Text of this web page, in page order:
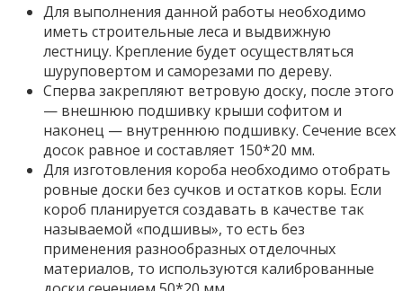
Для выполнения данной работы необходимо
иметь строительные леса и выдвижную
лестницу. Крепление будет осуществляться
шуруповертом и саморезами по дереву.
Сперва закрепляют ветровую доску, после этого
— внешнюю подшивку крыши софитом и
наконец — внутреннюю подшивку. Сечение всех
досок равное и составляет 150*20 мм.
Для изготовления короба необходимо отобрать
ровные доски без сучков и остатков коры. Если
короб планируется создавать в качестве так
называемой «подшивы», то есть без
применения разнообразных отделочных
материалов, то используются калиброванные